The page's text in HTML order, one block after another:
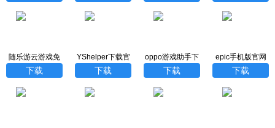
随乐游云游戏免
费版
下载
YShelper下载官
方版
下载
oppo游戏助手下
载官方最新版
下载
epic手机版官网
下载
下载